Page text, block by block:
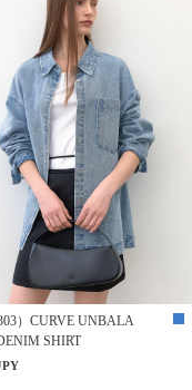
）CURVE UNBALA
SHIRT